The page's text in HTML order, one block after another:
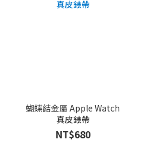
蝴蝶結金屬 Apple Watch
真皮錶帶
NT$680